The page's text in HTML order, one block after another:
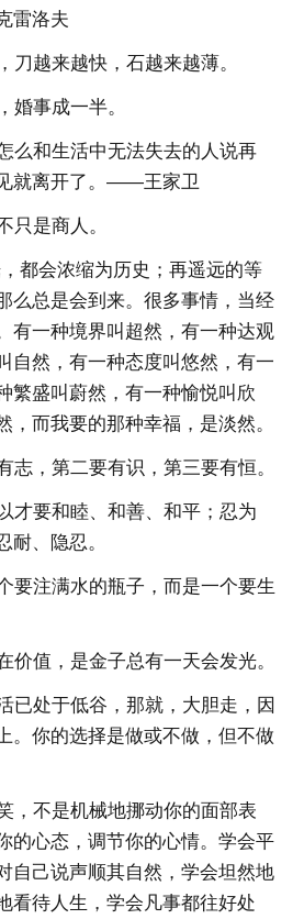
雷洛夫
刀越来越快，石越来越薄。
婚事成一半。
么和生活中无法失去的人说再
就离开了。——王家卫
只是商人。
都会浓缩为历史；再遥远的等
么总是会到来。很多事情，当经
有一种境界叫超然，有一种达观
自然，有一种态度叫悠然，有一
繁盛叫蔚然，有一种愉悦叫欣
，而我要的那种幸福，是淡然。
志，第二要有识，第三要有恒。
才要和睦、和善、和平；忍为
耐、隐忍。
要注满水的瓶子，而是一个要生
价值，是金子总有一天会发光。
已处于低谷，那就，大胆走，因
。你的选择是做或不做，但不做
，不是机械地挪动你的面部表
的心态，调节你的心情。学会平
自己说声顺其自然，学会坦然地
看待人生，学会凡事都往好处